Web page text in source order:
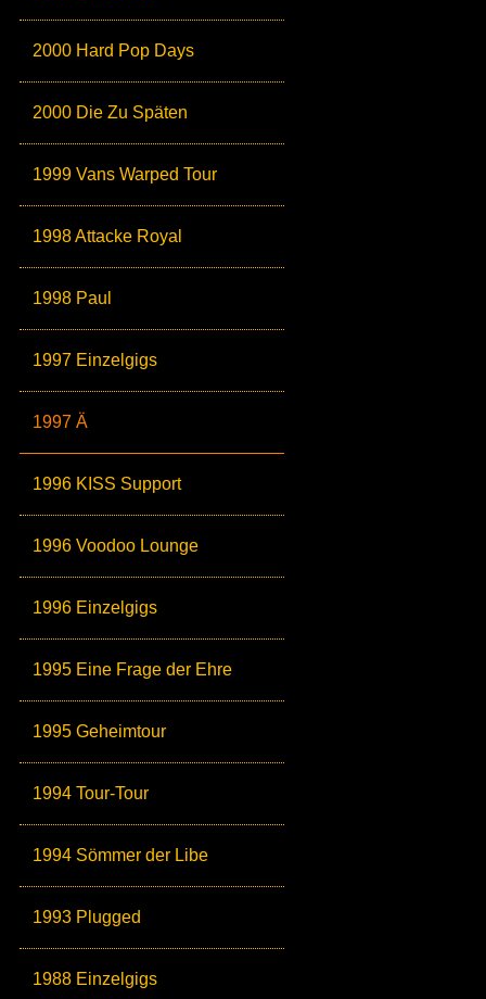
2000 Hard Pop Days
2000 Die Zu Späten
1999 Vans Warped Tour
1998 Attacke Royal
1998 Paul
1997 Einzelgigs
1997 Ä
1996 KISS Support
1996 Voodoo Lounge
1996 Einzelgigs
1995 Eine Frage der Ehre
1995 Geheimtour
1994 Tour-Tour
1994 Sömmer der Libe
1993 Plugged
1988 Einzelgigs